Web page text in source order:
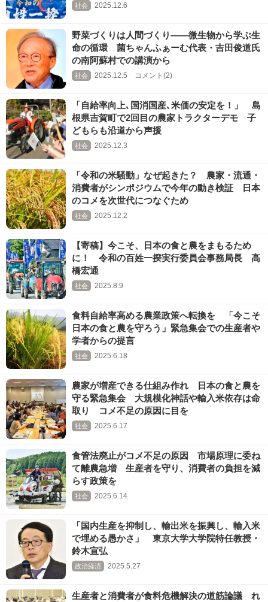
社会 2025.12.6
野菜づくりは人間づくり――微生物から学ぶ生
命の循環 菌ちゃんふぁーむ代表・吉田俊道氏
の南阿蘇村での講演から
社会 2025.12.5 コメント(2)
「自給率向上､国消国産､米価の安定を！」 島
根県吉賀町で2回目の農家トラクターデモ 子
どもらも沿道から声援
社会 2025.12.3
「令和の米騒動」なぜ起きた？ 農家・流通・
消費者がシンポジウムで今年の動き検証 日本
のコメを次世代につなぐため
社会 2025.12.2
【寄稿】今こそ、日本の食と農をまもるため
に！ 令和の百姓一揆実行委員会事務局長 高
橋宏通
社会 2025.8.9
食料自給率高める農業政策へ転換を 「今こそ
日本の食と農を守ろう」緊急集会での生産者や
学者からの提言
社会 2025.6.18
農家が増産できる仕組み作れ 日本の食と農を
守る緊急集会 大規模化神話や輸入米依存は命
取り コメ不足の原因に目を
社会 2025.6.17
食管法廃止がコメ不足の原因 市場原理に委ね
て離農急増 生産者を守り、消費者の負担を減
らす政策を
社会 2025.6.14
「国内生産を抑制し、輸出米を振興し、輸入米
で埋める愚かさ」 東京大学大学院特任教授・
鈴木宣弘
政治経済 2025.5.27
生産者と消費者が食料危機解決の道筋論議 れ